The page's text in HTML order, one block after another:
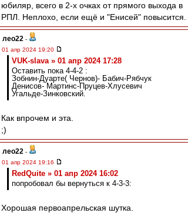
юбиляр, всего в 2-х очках от прямого выхода в
РПЛ. Неплохо, если ещё и "Енисей" повысится.
лео22 -
01 апр 2024 19:20
VUK-slava » 01 апр 2024 17:28
Оставить пока 4-4-2 :
Зобнин-Дуарте( Чернов)- Бабич-Рябчук
Денисов- Мартинс-Пруцев-Хлусевич
Угальде-Зинковский.
Как впрочем и эта.
;)
лео22 -
01 апр 2024 19:16
RedQuite » 01 апр 2024 16:02
попробовал бы вернуться к 4-3-3:
Хорошая первоапрельская шутка.